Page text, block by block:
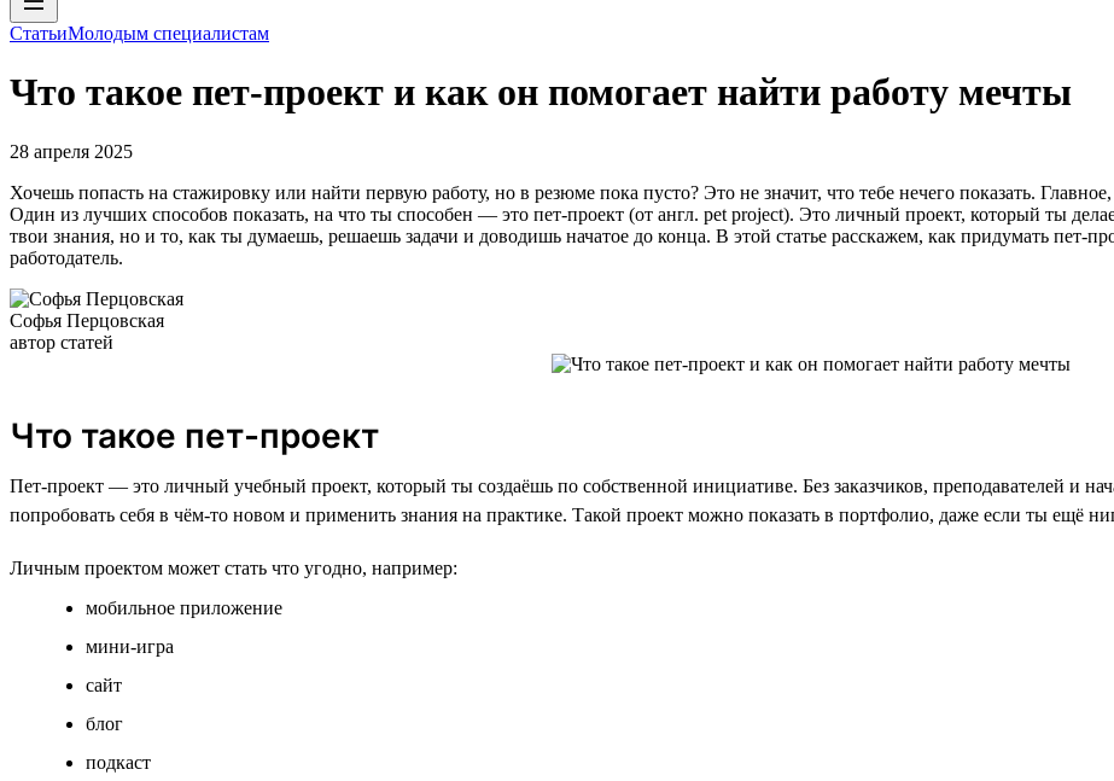
СтатьиМолодым специалистам
Что такое пет-проект и как он помогает найти работу мечты
28 апреля 2025
Хочешь попасть на стажировку или найти первую работу, но в резюме пока пусто? Это не значит, что тебе нечего показать.
Один из лучших способов показать, на что ты способен — это пет-проект (от англ. pet project). Это личный проект, который ты
твои знания, но и то, как ты думаешь, решаешь задачи и доводишь начатое до конца. В этой статье расскажем, как придумать пет-
работодатель.
Софья Перцовская
автор статей
Что такое пет-проект
Пет-проект — это личный учебный проект, который ты создаёшь по собственной инициативе. Без заказчиков, преподавателей и
попробовать себя в чём-то новом и применить знания на практике. Такой проект можно показать в портфолио, даже если ты ещё
Личным проектом может стать что угодно, например:
мобильное приложение
мини-игра
сайт
блог
подкаст